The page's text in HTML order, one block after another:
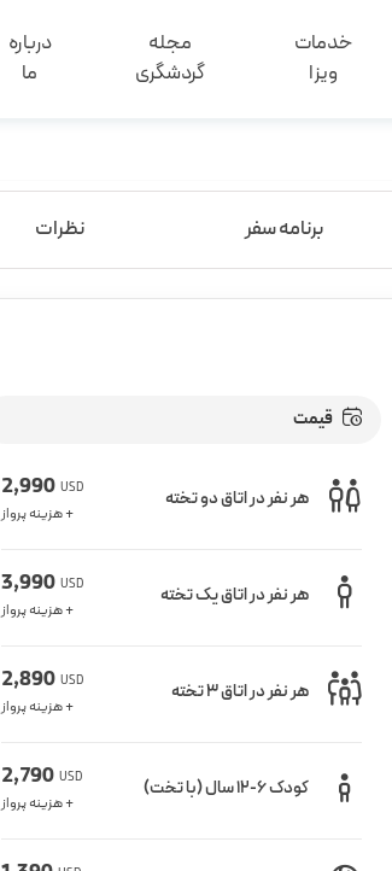
خدمات
ویزا
مجله
گردشگری
درباره
ما
برنامه سفر نظرات
قیمت
هر نفر در اتاق دو تخته USD
2,990
+ هزینه پرواز
هر نفر در اتاق یک تخته USD
3,990
+ هزینه پرواز
هر نفر در اتاق 3 تخته USD
2,890
+ هزینه پرواز
کودک 6-12 سال (با تخت) USD
2,790
+ هزینه پرواز